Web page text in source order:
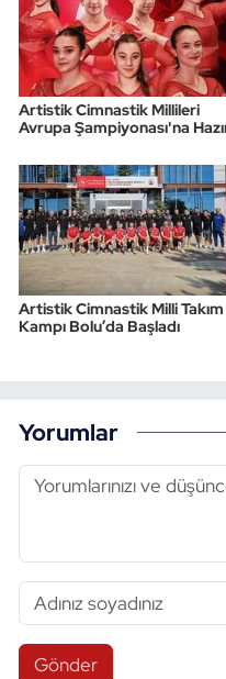
Artistik Cimnastik Millileri
Avrupa Şampiyonası'na
Artistik Cimnastik Milli Takım
Kampı Bolu’da Başladı
Yorumlar
Gönder